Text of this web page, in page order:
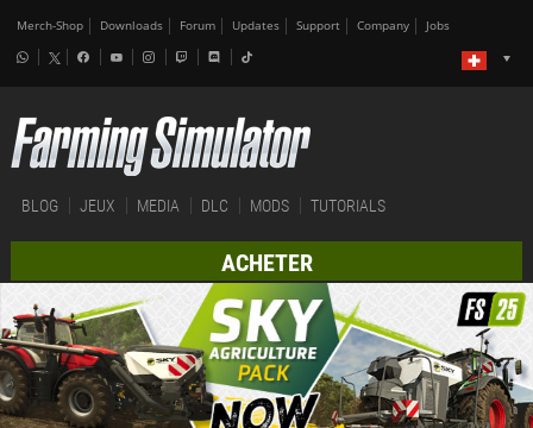
Merch-Shop Downloads Forum Updates Support Company Jobs
BLOG JEUX MEDIA DLC MODS TUTORIALS
ACHETER